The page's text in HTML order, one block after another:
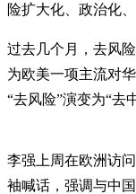
险扩大化、政治化、
过去几个月，去风
为欧美一项主流对
“去风险”演变为“去
李强上周在欧洲访
袖喊话，强调与中